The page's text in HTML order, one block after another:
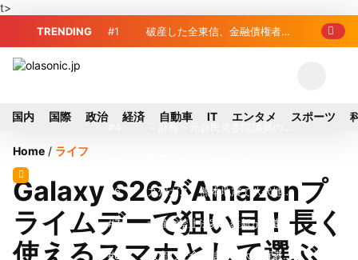
t>
TRENDING #1 破産した全東信、金融債権者リ
の真紀子氏
元社長が取締役に就任—再上場に向け視
界良好
#6 九州ガス、熊本地震で八代地区
のガス供給停止 「2次災害防止」を理
由に
#7 犬猫食禁止法案、維新が各党と
調整 中華料理店の提供に懸念
#8 破産した全東信、最大債権者は
国内 国際 政治 経済 自動車 IT エンタメ スポーツ
Home / ライフ
Galaxy S26がAmazonプ
ライムデーで狙い目！長く
使えるスマホとして選ぶ